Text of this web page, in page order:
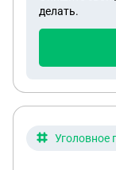
делать.
Уголовное